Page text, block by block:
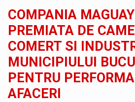
COMPANIA
PREMIATA DE
COMERT SI
MUNICIPIULUI
PENTRU
AFACERI